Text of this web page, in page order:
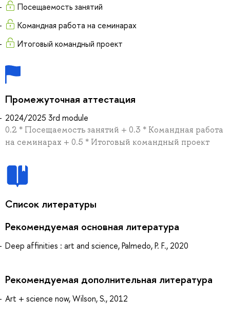
Посещаемость занятий
Командная работа на семинарах
Итоговый командный проект
Промежуточная аттестация
2024/2025 3rd module
0.2 * Посещаемость занятий + 0.3 * Командная работа
на семинарах + 0.5 * Итоговый командный проект
Список литературы
Рекомендуемая основная литература
Deep affinities : art and science, Palmedo, P. F., 2020
Рекомендуемая дополнительная литература
Art + science now, Wilson, S., 2012